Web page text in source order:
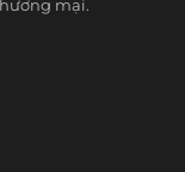
mại.